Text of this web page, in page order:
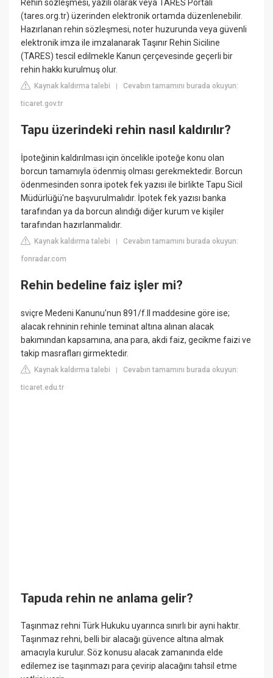
Rehin sözleşmesi, yazılı olarak veya TARES Portali
(tares.org.tr) üzerinden elektronik ortamda düzenlenebilir.
Hazırlanan rehin sözleşmesi, noter huzurunda veya güvenli
elektronik imza ile imzalanarak Taşınır Rehin Siciline
(TARES) tescil edilmekle Kanun çerçevesinde geçerli bir
rehin hakkı kurulmuş olur.
Kaynak kaldırma talebi |Cevabın tamamını burada okuyun:
ticaret.gov.tr
Tapu üzerindeki rehin nasıl kaldırılır?
İpoteğinin kaldırılması için öncelikle ipoteğe konu olan
borcun tamamıyla ödenmiş olması gerekmektedir. Borcun
ödenmesinden sonra ipotek fek yazısı ile birlikte Tapu Sicil
Müdürlüğü'ne başvurulmalıdır. İpotek fek yazısı banka
tarafından ya da borcun alındığı diğer kurum ve kişiler
tarafından hazırlanmalıdır.
Kaynak kaldırma talebi |Cevabın tamamını burada okuyun:
fonradar.com
Rehin bedeline faiz işler mi?
sviçre Medeni Kanunu'nun 891/f.II maddesine göre ise;
alacak rehninin rehinle teminat altına alınan alacak
bakımından kapsamına, ana para, akdi faiz, gecikme faizi ve
takip masrafları girmektedir.
Kaynak kaldırma talebi |Cevabın tamamını burada okuyun:
ticaret.edu.tr
Tapuda rehin ne anlama gelir?
Taşınmaz rehni Türk Hukuku uyarınca sınırlı bir ayni haktır.
Taşınmaz rehni, belli bir alacağı güvence altına almak
amacıyla kurulur. Söz konusu alacak zamanında elde
edilemez ise taşınmazı para çevirip alacağını tahsil etme